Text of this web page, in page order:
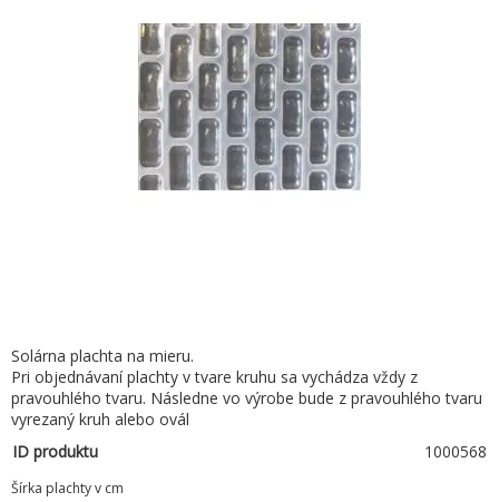
Solárna plachta na mieru.
Pri objednávaní plachty v tvare kruhu sa vychádza vždy z
pravouhlého tvaru. Následne vo výrobe bude z pravouhlého tvaru
vyrezaný kruh alebo ovál
ID produktu
1000568
Šírka plachty v cm